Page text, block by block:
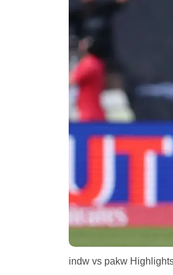
indw vs pakw Highlights: